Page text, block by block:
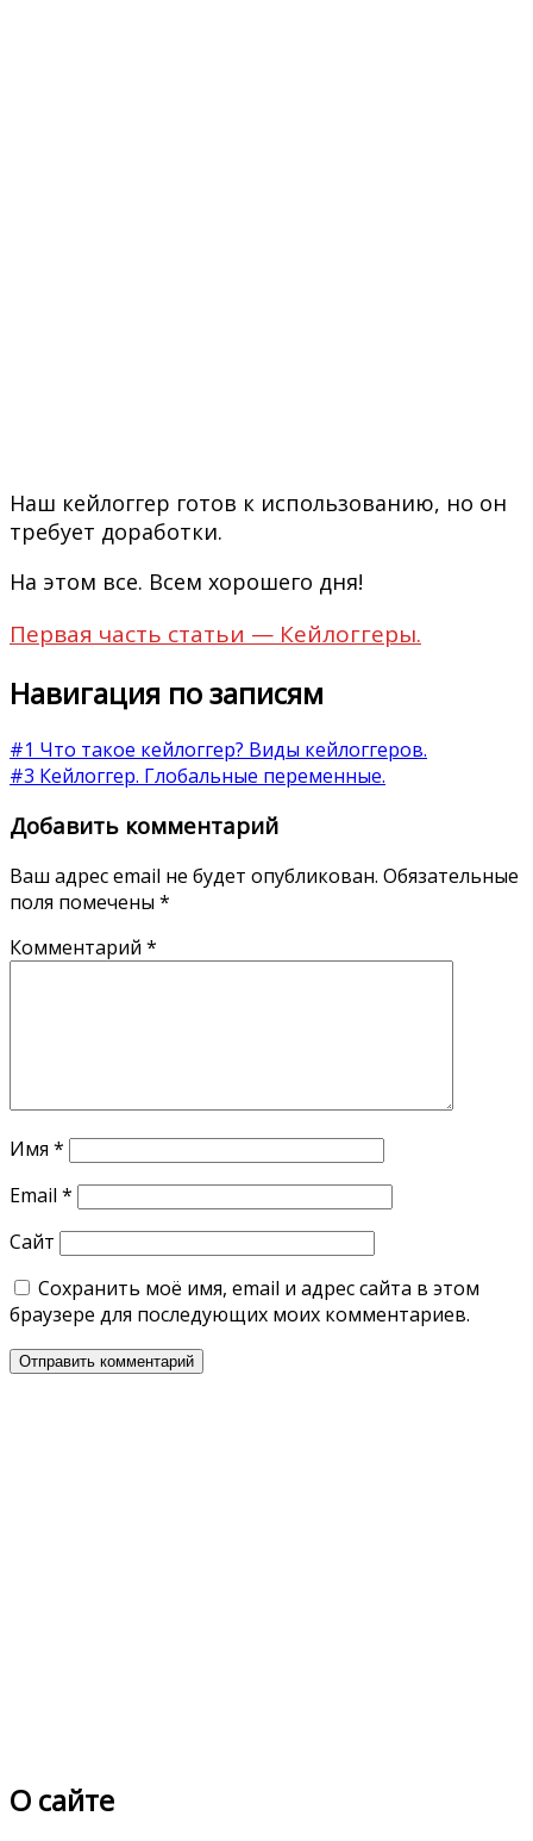
Наш кейлоггер готов к использованию, но он
требует доработки.
На этом все. Всем хорошего дня!
Первая часть статьи — Кейлоггеры.
Навигация по записям
#1 Что такое кейлоггер? Виды кейлоггеров.
#3 Кейлоггер. Глобальные переменные.
Добавить комментарий
Ваш адрес email не будет опубликован. Обязательные
поля помечены *
Комментарий *
Имя *
Email *
Сайт
Сохранить моё имя, email и адрес сайта в этом
браузере для последующих моих комментариев.
О сайте